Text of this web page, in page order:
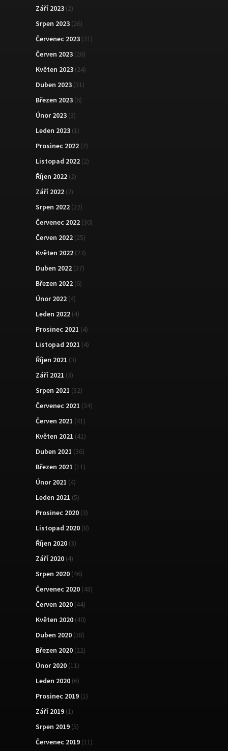
Září 2023 (2)
Srpen 2023 (26)
Červenec 2023 (31)
Červen 2023 (26)
Květen 2023 (24)
Duben 2023 (31)
Březen 2023 (6)
Únor 2023 (3)
Leden 2023 (1)
Prosinec 2022 (2)
Listopad 2022 (2)
Říjen 2022 (2)
Září 2022 (2)
Srpen 2022 (22)
Červenec 2022 (30)
Červen 2022 (25)
Květen 2022 (23)
Duben 2022 (37)
Březen 2022 (6)
Únor 2022 (4)
Leden 2022 (4)
Prosinec 2021 (4)
Listopad 2021 (4)
Říjen 2021 (3)
Září 2021 (3)
Srpen 2021 (32)
Červenec 2021 (34)
Červen 2021 (41)
Květen 2021 (41)
Duben 2021 (36)
Březen 2021 (11)
Únor 2021 (4)
Leden 2021 (5)
Prosinec 2020 (3)
Listopad 2020 (8)
Říjen 2020 (3)
Září 2020 (4)
Srpen 2020 (46)
Červenec 2020 (48)
Červen 2020 (44)
Květen 2020 (40)
Duben 2020 (38)
Březen 2020 (22)
Únor 2020 (11)
Leden 2020 (6)
Prosinec 2019 (1)
Září 2019 (1)
Srpen 2019 (5)
Červenec 2019 (11)